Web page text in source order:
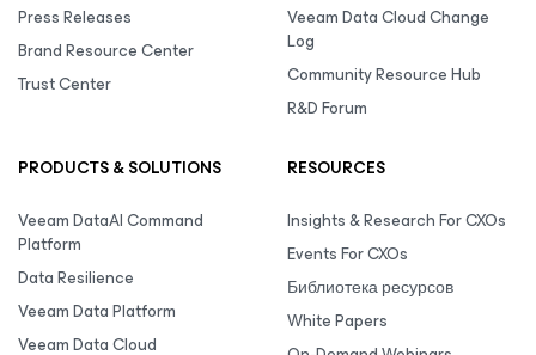
Press Releases
Brand Resource Center
Trust Center
Veeam Data Cloud Change
Log
Community Resource Hub
R&D Forum
PRODUCTS & SOLUTIONS
Veeam DataAI Command
Platform
Data Resilience
Veeam Data Platform
Veeam Data Cloud
RESOURCES
Insights & Research For CXOs
Events For CXOs
Библиотека ресурсов
White Papers